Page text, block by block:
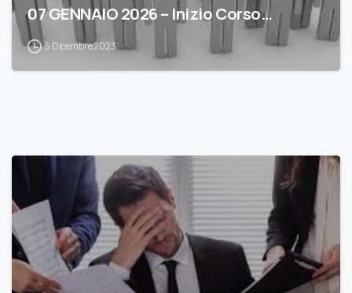
07 GENNAIO 2026 – Inizio Corso…
5 Dicembre 2023